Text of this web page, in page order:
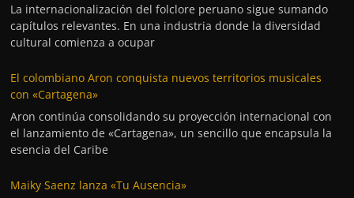
La internacionalización del folclore peruano sigue sumando
capítulos relevantes. En una industria donde la diversidad
cultural comienza a ocupar
El colombiano Aron conquista nuevos territorios musicales
con «Cartagena»
Aron continúa consolidando su proyección internacional con
el lanzamiento de «Cartagena», un sencillo que encapsula la
esencia del Caribe
Maiky Saenz lanza «Tu Ausencia»